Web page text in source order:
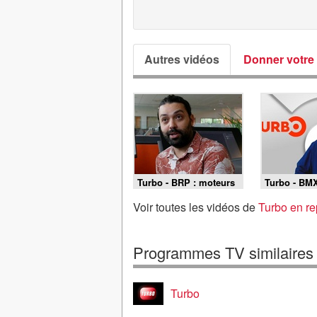
Autres vidéos Donner
Turbo - BRP : moteurs
d'aventure
Turbo -
grande
l'épreuve
2026
Voir toutes les vidéos deTurbo en
Programmes TV similaires
Turbo